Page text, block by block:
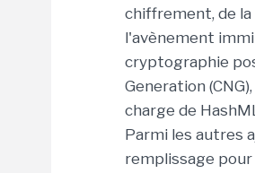
chiffrement, de la
l'avènement
cryptographie
Generation
charge de
Parmi les autres
remplissage pour